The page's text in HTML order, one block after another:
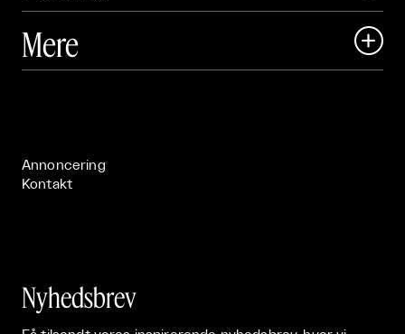
 Art Matter Festival
Mere 
Annoncering
Kontakt
Nyhedsbrev